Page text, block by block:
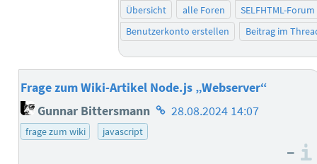
Übersicht alle Foren
SELFHTML-Forum
Benutzerkonto erstellen
Beitrag im
Frage zum Wiki-Artikel Node.js „Webserver“
Gunnar Bittersmann Homepage
28.08.2024 14:07
frage zum wiki javascript
–